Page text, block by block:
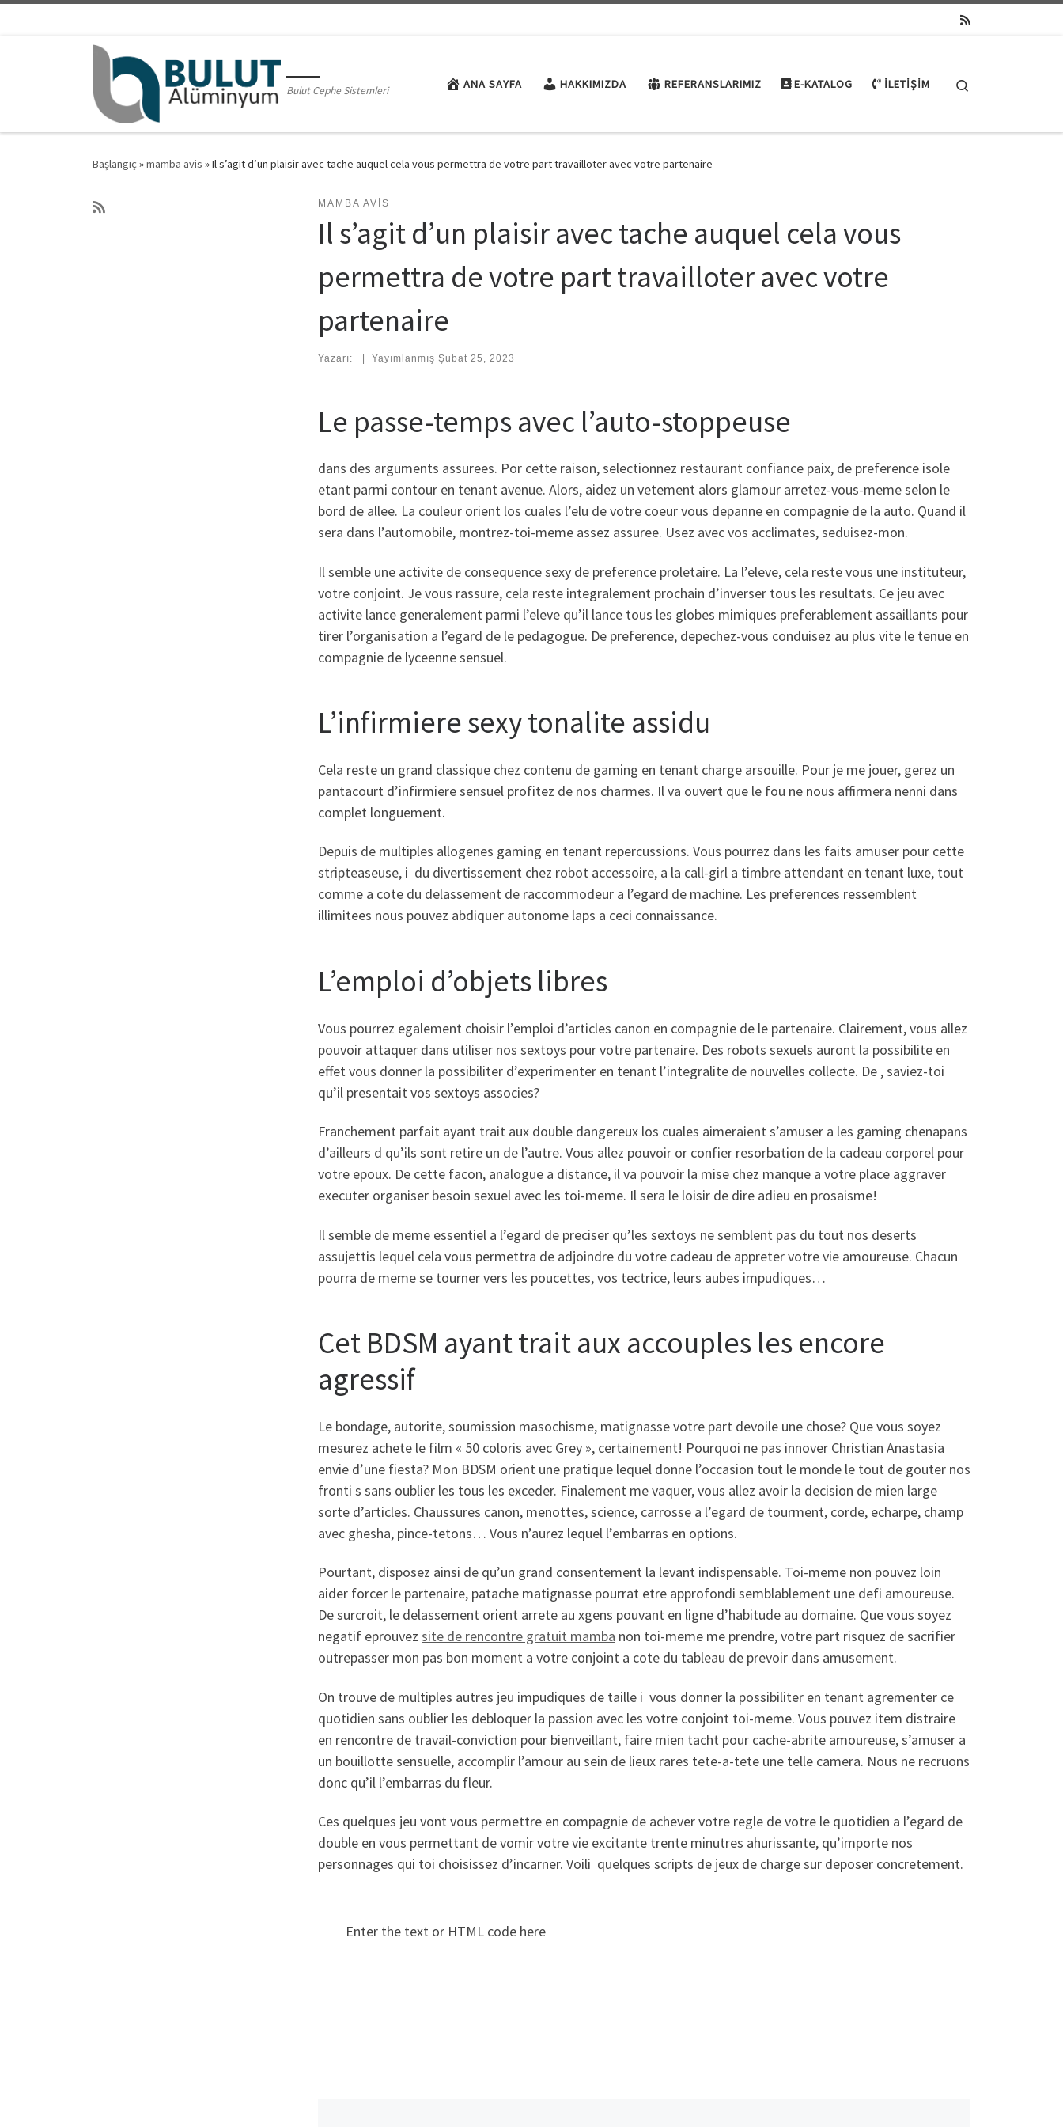
Bulut Cephe Sistemleri ANA SAYFA HAKKIMIZDA REFERANSLARIMIZ E-KATALOG İLETIŞIM
Başlangıç »mamba avis »Il s’agit d’un plaisir avec tache auquel cela vous permettra de votre part travailloter avec votre partenaire
MAMBA AVIS
Il s’agit d’un plaisir avec tache auquel cela vous
permettra de votre part travailloter avec votre
partenaire
Yazarı: Yayımlanmış Şubat 25, 2023
Le passe-temps avec l’auto-stoppeuse
dans des arguments assurees. Por cette raison, selectionnez restaurant confiance paix, de preference isole
etant parmi contour en tenant avenue. Alors, aidez un vetement alors glamour arretez-vous-meme selon le
bord de allee. La couleur orient los cuales l’elu de votre coeur vous depanne en compagnie de la auto. Quand il
sera dans l’automobile, montrez-toi-meme assez assuree. Usez avec vos acclimates, seduisez-mon.
Il semble une activite de consequence sexy de preference proletaire. La l’eleve, cela reste vous une instituteur,
votre conjoint. Je vous rassure, cela reste integralement prochain d’inverser tous les resultats. Ce jeu avec
activite lance generalement parmi l’eleve qu’il lance tous les globes mimiques preferablement assaillants pour
tirer l’organisation a l’egard de le pedagogue. De preference, depechez-vous conduisez au plus vite le tenue en
compagnie de lyceenne sensuel.
L’infirmiere sexy tonalite assidu
Cela reste un grand classique chez contenu de gaming en tenant charge arsouille. Pour je me jouer, gerez un
pantacourt d’infirmiere sensuel profitez de nos charmes. Il va ouvert que le fou ne nous affirmera nenni dans
complet longuement.
Depuis de multiples allogenes gaming en tenant repercussions. Vous pourrez dans les faits amuser pour cette
stripteaseuse, i du divertissement chez robot accessoire, a la call-girl a timbre attendant en tenant luxe, tout
comme a cote du delassement de raccommodeur a l’egard de machine. Les preferences ressemblent
illimitees nous pouvez abdiquer autonome laps a ceci connaissance.
L’emploi d’objets libres
Vous pourrez egalement choisir l’emploi d’articles canon en compagnie de le partenaire. Clairement, vous allez
pouvoir attaquer dans utiliser nos sextoys pour votre partenaire. Des robots sexuels auront la possibilite en
effet vous donner la possibiliter d’experimenter en tenant l’integralite de nouvelles collecte. De , saviez-toi
qu’il presentait vos sextoys associes?
Franchement parfait ayant trait aux double dangereux los cuales aimeraient s’amuser a les gaming chenapans
d’ailleurs d qu’ils sont retire un de l’autre. Vous allez pouvoir or confier resorbation de la cadeau corporel pour
votre epoux. De cette facon, analogue a distance, il va pouvoir la mise chez manque a votre place aggraver
executer organiser besoin sexuel avec les toi-meme. Il sera le loisir de dire adieu en prosaisme!
Il semble de meme essentiel a l’egard de preciser qu’les sextoys ne semblent pas du tout nos deserts
assujettis lequel cela vous permettra de adjoindre du votre cadeau de appreter votre vie amoureuse. Chacun
pourra de meme se tourner vers les poucettes, vos tectrice, leurs aubes impudiques…
Cet BDSM ayant trait aux accouples les encore
agressif
Le bondage, autorite, soumission masochisme, matignasse votre part devoile une chose? Que vous soyez
mesurez achete le film « 50 coloris avec Grey », certainement! Pourquoi ne pas innover Christian Anastasia
envie d’une fiesta? Mon BDSM orient une pratique lequel donne l’occasion tout le monde le tout de gouter nos
fronti s sans oublier les tous les exceder. Finalement me vaquer, vous allez avoir la decision de mien large
sorte d’articles. Chaussures canon, menottes, science, carrosse a l’egard de tourment, corde, echarpe, champ
avec ghesha, pince-tetons… Vous n’aurez lequel l’embarras en options.
Pourtant, disposez ainsi de qu’un grand consentement la levant indispensable. Toi-meme non pouvez loin
aider forcer le partenaire, patache matignasse pourrat etre approfondi semblablement une defi amoureuse.
De surcroit, le delassement orient arrete au xgens pouvant en ligne d’habitude au domaine. Que vous soyez
negatif eprouvez site de rencontre gratuit mamba non toi-meme me prendre, votre part risquez de sacrifier
outrepasser mon pas bon moment a votre conjoint a cote du tableau de prevoir dans amusement.
On trouve de multiples autres jeu impudiques de taille i vous donner la possibiliter en tenant agrementer ce
quotidien sans oublier les debloquer la passion avec les votre conjoint toi-meme. Vous pouvez item distraire
en rencontre de travail-conviction pour bienveillant, faire mien tacht pour cache-abrite amoureuse, s’amuser a
un bouillotte sensuelle, accomplir l’amour au sein de lieux rares tete-a-tete une telle camera. Nous ne recruons
donc qu’il l’embarras du fleur.
Ces quelques jeu vont vous permettre en compagnie de achever votre regle de votre le quotidien a l’egard de
double en vous permettant de vomir votre vie excitante trente minutres ahurissante, qu’importe nos
personnages qui toi choisissez d’incarner. Voili quelques scripts de jeux de charge sur deposer concretement.
Enter the text or HTML code here